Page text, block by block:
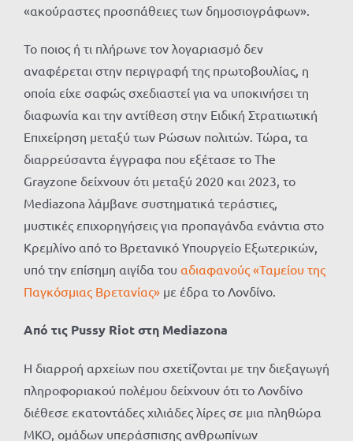
«ακούραστες προσπάθειες των δημοσιογράφων».
Το ποιος ή τι πλήρωνε τον λογαριασμό δεν
αναφέρεται στην περιγραφή της πρωτοβουλίας, η
οποία είχε σαφώς σχεδιαστεί για να υποκινήσει τη
διαφωνία και την αντίθεση στην Ειδική Στρατιωτική
Επιχείρηση μεταξύ των Ρώσων πολιτών. Τώρα, τα
διαρρεύσαντα έγγραφα που εξέτασε το The
Grayzone δείχνουν ότι μεταξύ 2020 και 2023, το
Mediazona λάμβανε συστηματικά τεράστιες,
μυστικές επιχορηγήσεις για προπαγάνδα ενάντια στο
Κρεμλίνο από το Βρετανικό Υπουργείο Εξωτερικών,
υπό την επίσημη αιγίδα του αδιαφανούς «Ταμείου της
Παγκόσμιας Βρετανίας» με έδρα το Λονδίνο.
Από τις Pussy Riot στη Mediazona
Η διαρροή αρχείων που σχετίζονται με την διεξαγωγή
πληροφοριακού πολέμου δείχνουν ότι το Λονδίνο
διέθεσε εκατοντάδες χιλιάδες λίρες σε μια πληθώρα
ΜΚΟ, ομάδων υπεράσπισης ανθρωπίνων